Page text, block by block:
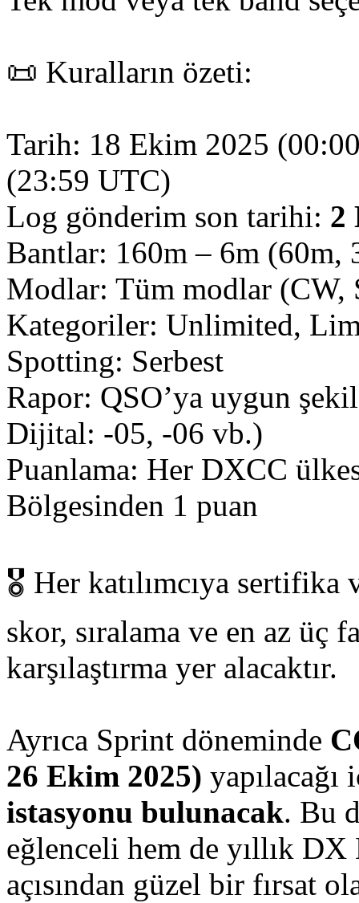
📜 Kuralların özeti:
Tarih: 18 Ekim 2025
(23:59 UTC)
Log gönderim son tarihi: 2
Bantlar: 160m – 6m (60m,
Modlar: Tüm modlar
Kategoriler: Unlimited,
Spotting: Serbest
Rapor: QSO’ya uygun
Dijital: -05, -06 vb.)
Puanlama: Her DXCC
Bölgesinden 1 puan
🎖️ Her katılımcıya
skor, sıralama ve en az üç
karşılaştırma yer alacaktır.
Ayrıca Sprint döneminde
26 Ekim 2025)
istasyonu bulunacak. Bu
eğlenceli hem de yıllık
açısından güzel bir fırsat